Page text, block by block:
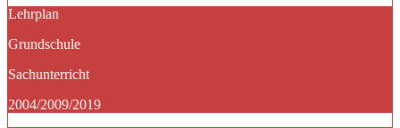
Lehrplan
Grundschule
Sachunterricht
2004/2009/2019